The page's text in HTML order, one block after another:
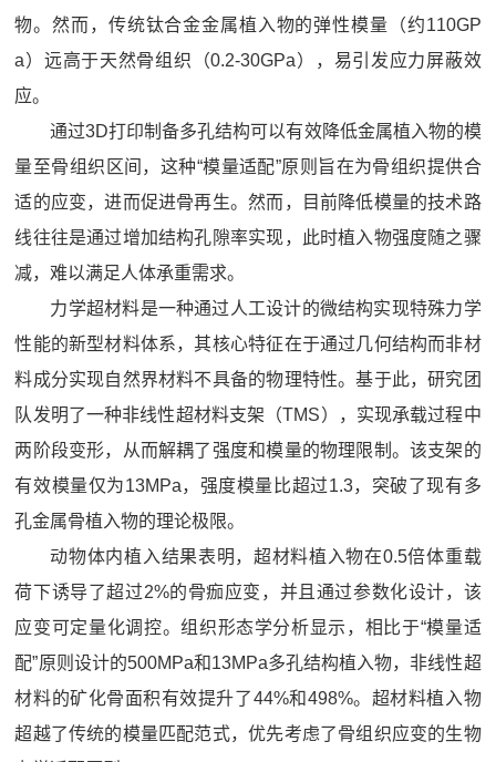
物。然而，传统钛合金金属植入物的弹性模量（约110GP
a）远高于天然骨组织（0.2-30GPa），易引发应力屏蔽效
应。
通过3D打印制备多孔结构可以有效降低金属植入物的模
量至骨组织区间，这种“模量适配”原则旨在为骨组织提供合
适的应变，进而促进骨再生。然而，目前降低模量的技术路
线往往是通过增加结构孔隙率实现，此时植入物强度随之骤
减，难以满足人体承重需求。
力学超材料是一种通过人工设计的微结构实现特殊力学
性能的新型材料体系，其核心特征在于通过几何结构而非材
料成分实现自然界材料不具备的物理特性。基于此，研究团
队发明了一种非线性超材料支架（TMS），实现承载过程中
两阶段变形，从而解耦了强度和模量的物理限制。该支架的
有效模量仅为13MPa，强度模量比超过1.3，突破了现有多
孔金属骨植入物的理论极限。
动物体内植入结果表明，超材料植入物在0.5倍体重载
荷下诱导了超过2%的骨痂应变，并且通过参数化设计，该
应变可定量化调控。组织形态学分析显示，相比于“模量适
配”原则设计的500MPa和13MPa多孔结构植入物，非线性超
材料的矿化骨面积有效提升了44%和498%。超材料植入物
超越了传统的模量匹配范式，优先考虑了骨组织应变的生物